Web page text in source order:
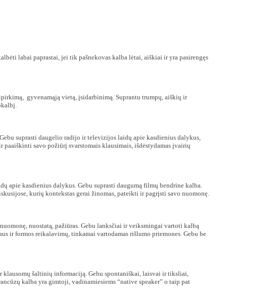
labai paprastai, jei tik pašnekovas kalba lėtai, aiškiai ir yra pasirengęs
gyvenamąją vietą, įsidarbinimą. Suprantu trumpų, aiškių ir
suprasti daugelio radijo ir televizijos laidų apie kasdienius dalykus,
paaiškinti savo požiūrį svarstomais klausimais, išdėstydamas įvairių
apie kasdienius dalykus. Gebu suprasti daugumą filmų bendrine kalba.
kurių kontekstas gerai žinomas, pateikti ir pagrįsti savo nuomonę.
nuostatą, pažiūras. Gebu lanksčiai ir veiksmingai vartoti kalbą
ir formos reikalavimų, tinkamai vartodamas rišlumo priemones. Gebu be
klausomų šaltinių informaciją. Gebu spontaniškai, laisvai ir tiksliai,
kalba yra gimtoji, vadinamiesiems “native speaker” o taip pat